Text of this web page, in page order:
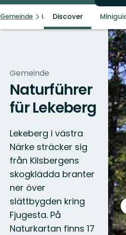
Gemeinde Lekeberg
Discover
Gemeinde
Naturführer
für Lekeberg
Lekeberg i västra
Närke sträcker sig
från Kilsbergens
skogklädda branter
ner över
slättbygden kring
Fjugesta. På
Naturkartan finns 17